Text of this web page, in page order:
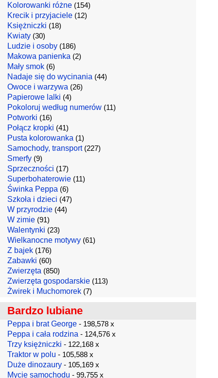
Kolorowanki różne (154)
Krecik i przyjaciele (12)
Księżniczki (18)
Kwiaty (30)
Ludzie i osoby (186)
Makowa panienka (2)
Mały smok (6)
Nadaje się do wycinania (44)
Owoce i warzywa (26)
Papierowe lalki (4)
Pokoloruj według numerów (11)
Potworki (16)
Połącz kropki (41)
Pusta kolorowanka (1)
Samochody, transport(227)
Smerfy (9)
Sprzeczności (17)
Superbohaterowie (11)
Świnka Peppa (6)
Szkoła i dzieci (47)
W przyrodzie (44)
W zimie (91)
Walentynki (23)
Wielkanocne motywy (61)
Z bajek (176)
Zabawki (60)
Zwierzęta (850)
Zwierzęta gospodarskie (113)
Żwirek i Muchomorek (7)
Bardzo lubiane
Peppa i brat George - 198,578 x
Peppa i cała rodzina - 124,576 x
Trzy księżniczki - 122,168 x
Traktor w polu - 105,588 x
Duże dinozaury - 105,169 x
Mycie samochodu - 99,755 x